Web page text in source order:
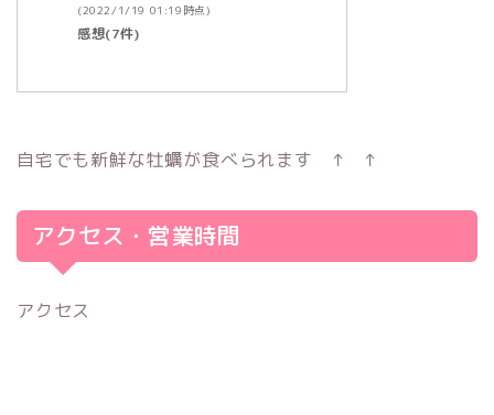
(2022/1/19 01:19時点)
感想(7件)
自宅でも新鮮な牡蠣が食べられます ↑ ↑
アクセス・営業時間
アクセス